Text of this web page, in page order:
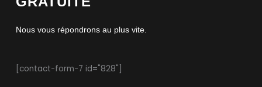
Nous vous répondrons au plus vite.
[contact-form-7 id="828"]